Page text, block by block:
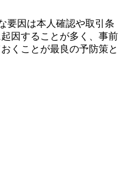
要因は本人確認や取引条
因することが多く、事前
くことが最良の予防策と